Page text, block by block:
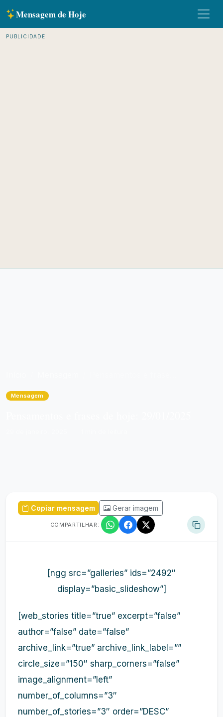
Mensagem de Hoje
PUBLICIDADE
Mensagem
Copiar mensagem Gerar imagem
COMPARTILHAR:
[ngg src=”galleries” ids=”2492″
display=”basic_slideshow”]
[web_stories title=”true” excerpt=”false”
author=”false” date=”false”
archive_link=”true” archive_link_label=””
circle_size=”150″ sharp_corners=”false”
image_alignment=”left”
number_of_columns=”3″
number_of_stories=”3″ order=”DESC”